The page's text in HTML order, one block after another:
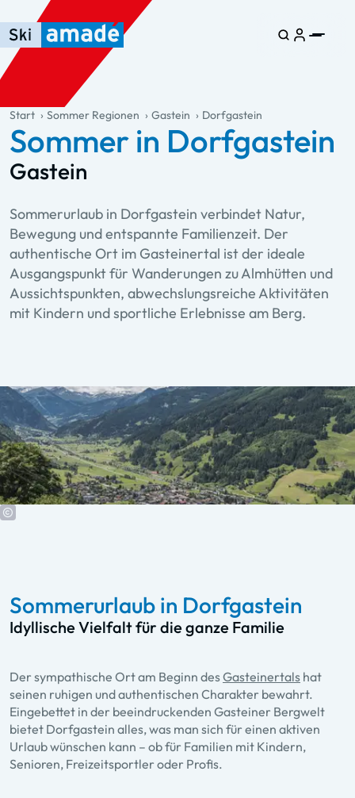
Zum Haupt-Inhalt springen
Springe zur Tabelle
Zur Haupt-Navigation springen
general.table-of-content
Start Sommer Regionen Gastein Dorfgastein
Sommer in Dorfgastein
Gastein
Sommerurlaub in Dorfgastein verbindet Natur,
Bewegung und entspannte Familienzeit. Der
authentische Ort im Gasteinertal ist der ideale
Ausgangspunkt für Wanderungen zu Almhütten und
Aussichtspunkten, abwechslungsreiche Aktivitäten
mit Kindern und sportliche Erlebnisse am Berg.
Sommerurlaub in Dorfgastein
Idyllische Vielfalt für die ganze Familie
Der sympathische Ort am Beginn desGasteinertals hat
seinen ruhigen und authentischen Charakter bewahrt.
Eingebettet in der beeindruckenden Gasteiner Bergwelt
bietet Dorfgastein alles, was man sich für einen aktiven
Urlaub wünschen kann – ob für Familien mit Kindern,
Senioren, Freizeitsportler oder Profis.